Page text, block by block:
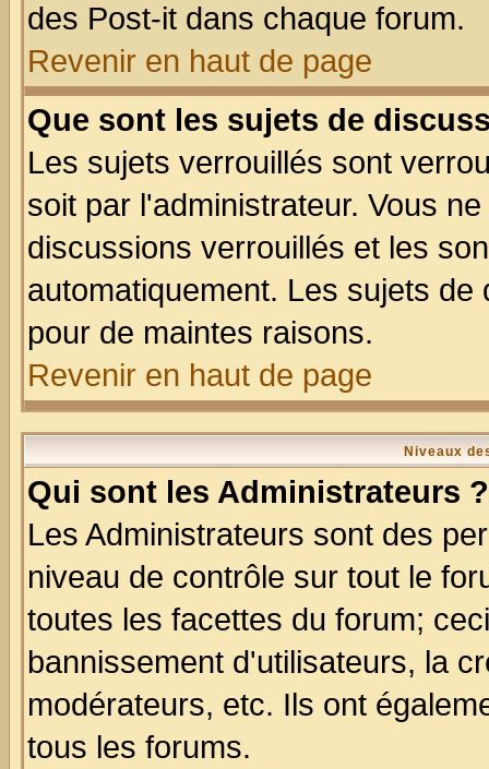
des Post-it dans chaque forum.
Revenir en haut de page
Que sont les sujets de
Les sujets verrouillés sont
soit par l'administrateur. Vous
discussions verrouillés et les
automatiquement. Les sujets
pour de maintes raisons.
Revenir en haut de page
Niveaux
Qui sont les Administrateurs ?
Les Administrateurs sont des
niveau de contrôle sur tout le
toutes les facettes du forum;
bannissement d'utilisateurs, la
modérateurs, etc. Ils ont
tous les forums.